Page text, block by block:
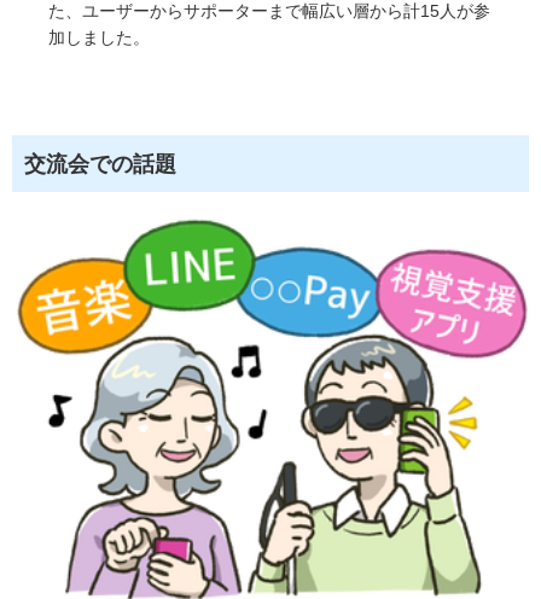
た、ユーザーからサポーターまで幅広い層から計15人が参
加しました。
交流会での話題